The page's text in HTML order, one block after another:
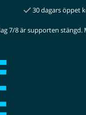
30 dagars öppet
7/8 är supporten